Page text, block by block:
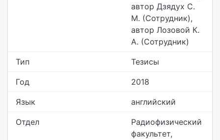
автор Дзядух С.
М. (Сотрудник),
автор Лозовой К.
А. (Сотрудник)
Тип Тезисы
Год 2018
Язык английский
Отдел
Радиофизический
факультет,